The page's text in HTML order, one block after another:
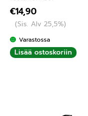
€14,90
(Sis. Alv 25,5%)
Varastossa
Lisää ostoskoriin